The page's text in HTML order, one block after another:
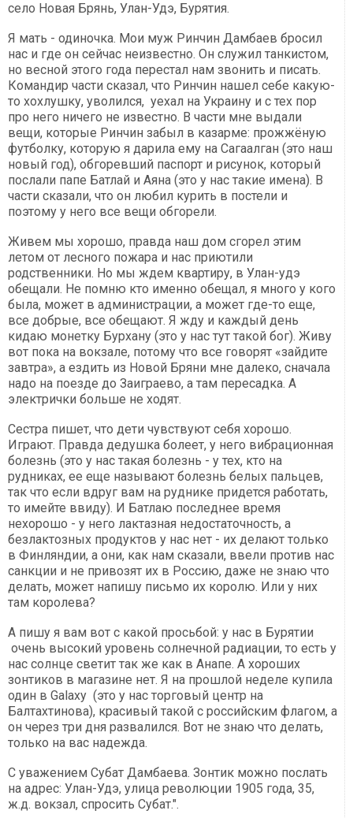
село Новая Брянь, Улан-Удэ, Бурятия.
Я мать - одиночка. Мои муж Ринчин Дамбаев бросил
нас и где он сейчас неизвестно. Он служил танкистом,
но весной этого года перестал нам звонить и писать.
Командир части сказал, что Ринчин нашел себе какую-
то хохлушку, уволился, уехал на Украину и с тех пор
про него ничего не известно. В части мне выдали
вещи, которые Ринчин забыл в казарме: прожжёную
футболку, которую я дарила ему на Сагаалган (это наш
новый год), обгоревший паспорт и рисунок, который
послали папе Батлай и Аяна (это у нас такие имена). В
части сказали, что он любил курить в постели и
поэтому у него все вещи обгорели.
Живем мы хорошо, правда наш дом сгорел этим
летом от лесного пожара и нас приютили
родственники. Но мы ждем квартиру, в Улан-удэ
обещали. Не помню кто именно обещал, я много у кого
была, может в администрации, а может где-то еще,
все добрые, все обещают. Я жду и каждый день
кидаю монетку Бурхану (это у нас тут такой бог). Живу
вот пока на вокзале, потому что все говорят «зайдите
завтра», а ездить из Новой Бряни мне далеко, сначала
надо на поезде до Заиграево, а там пересадка. А
электрички больше не ходят.
Сестра пишет, что дети чувствуют себя хорошо.
Играют. Правда дедушка болеет, у него вибрационная
болезнь (это у нас такая болезнь - у тех, кто на
рудниках, ее еще называют болезнь белых пальцев,
так что если вдруг вам на руднике придется работать,
то имейте ввиду). И Батлаю последнее время
нехорошо - у него лактазная недостаточность, а
безлактозных продуктов у нас нет - их делают только
в Финляндии, а они, как нам сказали, ввели против нас
санкции и не привозят их в Россию, даже не знаю что
делать, может напишу письмо их королю. Или у них
там королева?
А пишу я вам вот с какой просьбой: у нас в Бурятии
очень высокий уровень солнечной радиации, то есть у
нас солнце светит так же как в Анапе. А хороших
зонтиков в магазине нет. Я на прошлой неделе купила
один в Galaxy (это у нас торговый центр на
Балтахтинова), красивый такой с российским флагом, а
он через три дня развалился. Вот не знаю что делать,
только на вас надежда.
С уважением Субат Дамбаева. Зонтик можно послать
на адрес: Улан-Удэ, улица революции 1905 года, 35,
ж.д. вокзал, спросить Субат.".